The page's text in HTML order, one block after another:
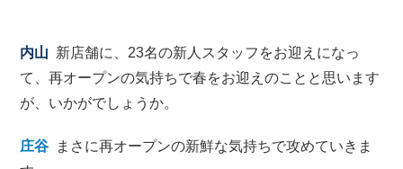
内山 新店舗に、23名の新人スタッフをお迎えになっ
て、再オープンの気持ちで春をお迎えのことと思います
が、いかがでしょうか。
庄谷 まさに再オープンの新鮮な気持ちで攻めていきま